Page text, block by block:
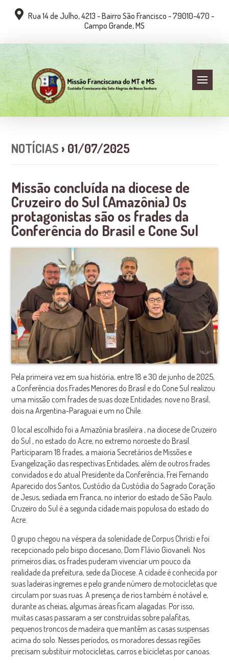
Rua 14 de Julho, 4213 - Bairro São Francisco - 79010-470 -
Campo Grande, MS
NOTÍCIAS › 01/07/2025
Missão concluída na diocese de
Cruzeiro do Sul (Amazônia) Os
protagonistas são os frades da
Conferência do Brasil e Cone Sul
Pela primeira vez em sua história, entre 18 e 30 de junho de 2025,
a Conferência dos Frades Menores do Brasil e do Cone Sul realizou
uma missão com frades de suas doze Entidades: nove no Brasil,
dois na Argentina-Paraguai e um no Chile.
O local escolhido foi aAmazônia brasileira , na diocese de Cruzeiro
do Sul , no estado do Acre, no extremo noroeste do Brasil.
Participaram 18 frades, a maioria Secretários de Missões e
Evangelização das respectivas Entidades, além de outros frades
convidados e do atual Presidente da Conferência, Frei Fernando
Aparecido dos Santos, Custódio da Custódia do Sagrado Coração
de Jesus, sediada em Franca, no interior do estado de São Paulo.
Cruzeiro do Sul é a segunda cidade mais populosa do estado do
Acre.
O grupo chegou na véspera da solenidade de Corpus Christi e foi
recepcionado pelo bispo diocesano, Dom Flávio Giovaneli. Nos
primeiros dias, os frades puderam vivenciar um pouco da
realidade da prefeitura, sede da Diocese. A cidade é conhecida por
suas ladeiras íngremes e pelo grande número de motocicletas que
circulam por suas ruas. A presença de rios também é notável e,
durante as cheias, algumas áreas ficam alagadas. Por isso,
muitas casas passaram a ser construídas sobre palafitas,
pequenos troncos de madeira que mantêm as casas suspensas
acima do solo. Nesses períodos, os moradores dessas regiões
precisam substituir motocicletas, carros e bicicletas por canoas.